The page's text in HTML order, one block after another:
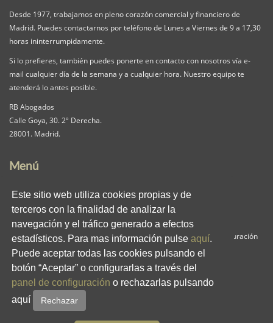
Este sitio web utiliza cookies propias y de
terceros con la finalidad de analizar la
navegación y el tráfico generado a efectos
estadísticos. Para mas información pulseaquí.
Puede aceptar todas las cookies pulsando el
botón “Aceptar” o configurarlas a través del
panel de configuración o rechazarlas pulsando
aquí
Rechazar
Desde 1977, trabajamos en pleno corazón comercial y financiero de
Madrid. Puedes contactarnos por teléfono de Lunes a Viernes de 9 a 17,30
horas ininterrumpidamente.
Si lo prefieres, también puedes ponerte en contacto con nosotros vía e-
mail cualquier día de la semana y a cualquier hora. Nuestro equipo te
atenderá lo antes posible.
RB Abogados
Calle Goya, 30. 2º Derecha.
28001. Madrid.
Menú
Nuestra Firma Servicios
Pack iguala
Contacta
Clientes
RB en los medios
Enlaces
Privacidad
Aviso Legal
Política de Cookies Panel de Configuración
Redes Sociales